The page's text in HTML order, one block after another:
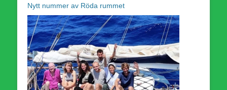
Nytt nummer av Röda rummet